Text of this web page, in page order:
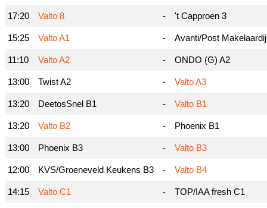
17:20 Valto 8 - 't Capproen 3
15:25 Valto A1 - Avanti/Post
11:10 Valto A2 - ONDO (G) A2
13:00 Twist A2 - Valto A3
13:20 DeetosSnel B1 - Valto B1
13:20 Valto B2 - Phoenix B1
13:00 Phoenix B3 - Valto B3
12:00 KVS/Groeneveld Keukens B3 - Valto B4
14:15 Valto C1 - TOP/IAA fresh C1